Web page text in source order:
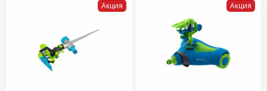
Акция Акция